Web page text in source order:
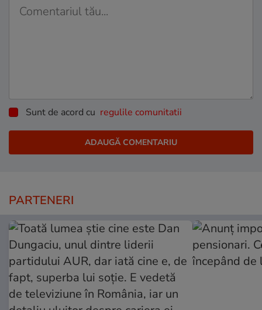
Sunt de acord cu regulile comunitatii
PARTENERI